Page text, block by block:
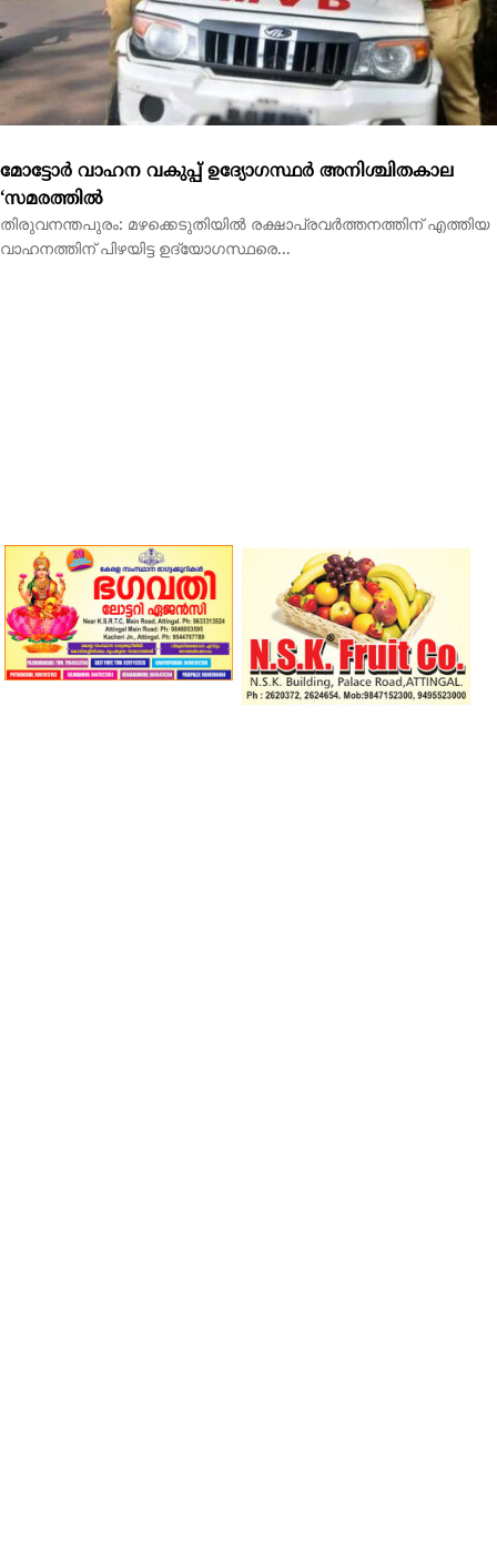
‘സമരത്തില്‍
തിരുവനന്തപുരം: മഴക്കെടുതിയില്‍ രക്ഷാപ്രവര്‍ത്തനത്തിന് എത്തിയ
വാഹനത്തിന് പിഴയിട്ട ഉദ്യോഗസ്ഥരെ...